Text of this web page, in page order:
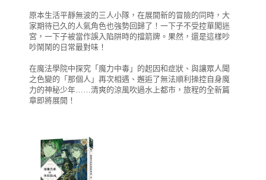
原本生活平靜無波的三人小隊，在展開新的冒險的同時，大
家期待已久的人氣角色也強勢回歸了！一下子不受控單闖迷
宮，一下子被當作誤入陷阱時的擋箭牌。果然，還是這樣吵
吵鬧鬧的日常最對味！
在魔法學院中探究「魔力中毒」的起因和症狀、與讓眾人聞
之色變的「那個人」再次相遇、邂逅了無法順利操控自身魔
力的神秘少年……清爽的涼風吹過水上都市，旅程的全新篇
章即將展開！